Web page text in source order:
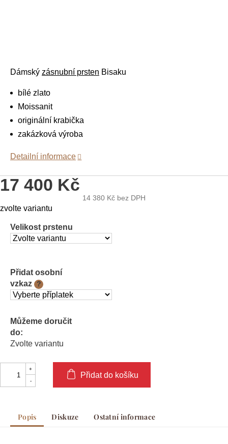
17 400 Kč
14 380 Kč bez DPH
Měrná
zvolte variantu
Velikost prstenu
Přidat osobní
vzkaz
?
Můžeme doručit
do:
Zvolte variantu
Přidat do košíku
Dámský zásnubní prsten Bisaku
bílé zlato
Moissanit
originální krabička
zakázková výroba
Detailní informace
Popis Diskuze Ostatní informace